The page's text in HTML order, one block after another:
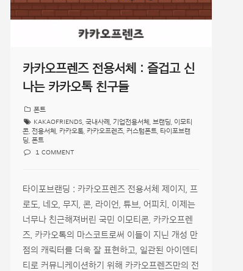
카카오프렌즈 전용서체 : 즐겁고 신
나는 카카오톡 친구들
폰트
KAKAOFRIENDS 국내사례 기업전용서체 브랜딩
이모티
콘 전용서체 카카오톡 카카오프렌즈 커스텀폰트 타이포브랜
딩 폰트
1 COMMENT
타이포브랜딩 : 카카오프렌즈 전용서체 제이지, 프
로도, 네오, 무지, 콘, 라이언, 튜브, 어피치. 이제는
너무나 친근해져버린 국민 이모티콘, 카카오프렌
즈. 카카오톡의 마스코트로써 이들이 지닌 개성 만
점의 캐릭터를 더욱 잘 표현하고, 일관된 아이덴티
티로 커뮤니케이션하기 위해 카카오프렌즈만의 전